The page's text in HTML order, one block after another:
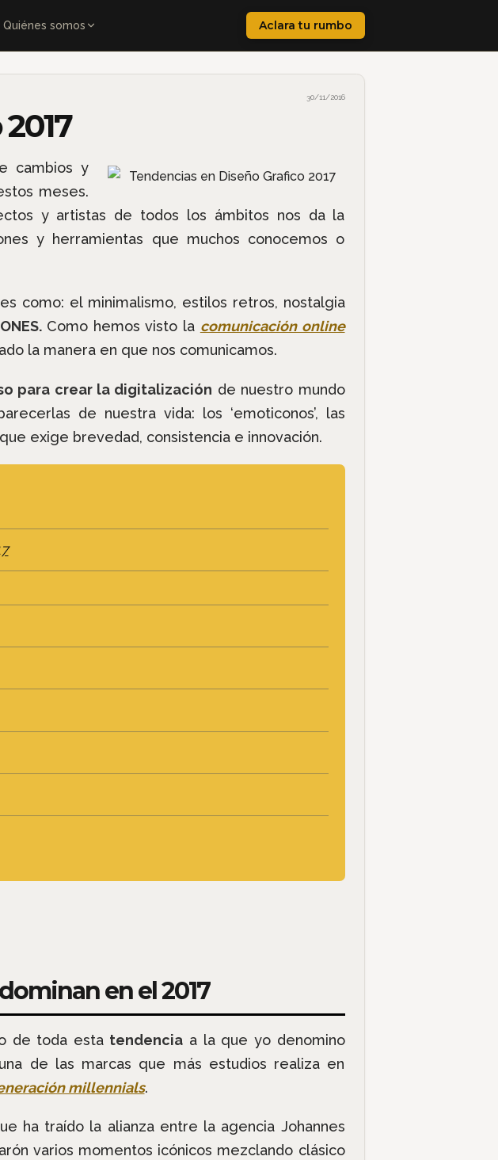
Quiénes somos Aclara tu rumbo
30/11/2016
cambios y
meses.
y artistas de todos los ámbitos nos da la
y herramientas que muchos conocemos o
como: el minimalismo, estilos retros, nostalgia
Como hemos visto la comunicación online
la manera en que nos comunicamos.
para crear la digitalización de nuestro mundo
de nuestra vida: los ‘emoticonos’, las
exige brevedad, consistencia e innovación.
en el 2017
de toda esta tendencia a la que yo denomino
de las marcas que más estudios realiza en
millennials.
ha traído la alianza entre la agencia Johannes
varios momentos icónicos mezclando clásico